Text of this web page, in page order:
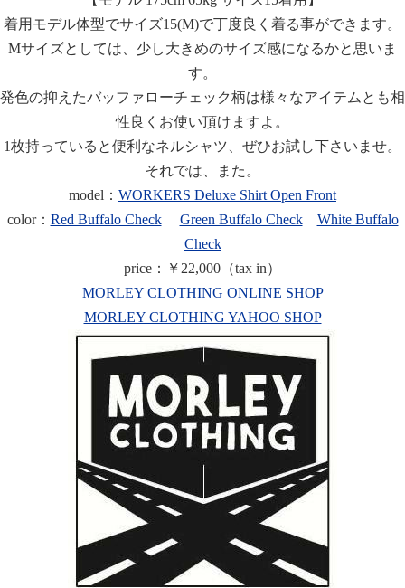
着用モデル体型でサイズ15(M)で丁度良く着る事ができます。
Mサイズとしては、少し大きめのサイズ感になるかと思いま
す。
発色の抑えたバッファローチェック柄は様々なアイテムとも相
性良くお使い頂けますよ。
1枚持っていると便利なネルシャツ、ぜひお試し下さいませ。
それでは、また。
model： WORKERS Deluxe Shirt Open Front
color： Red Buffalo Check Green Buffalo Check
White Buffalo
Check
price：￥22,000（tax in）
MORLEY CLOTHING ONLINE SHOP
MORLEY CLOTHING YAHOO SHOP